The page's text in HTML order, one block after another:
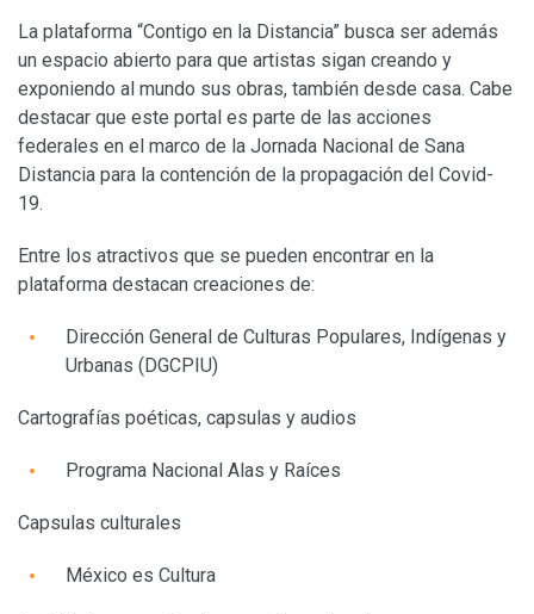
La plataforma “Contigo en la Distancia” busca ser además
un espacio abierto para que artistas sigan creando y
exponiendo al mundo sus obras, también desde casa. Cabe
destacar que este portal es parte de las acciones
federales en el marco de la Jornada Nacional de Sana
Distancia para la contención de la propagación del Covid-
19.
Entre los atractivos que se pueden encontrar en la
plataforma destacan creaciones de:
Dirección General de Culturas Populares, Indígenas y
Urbanas (DGCPIU)
Cartografías poéticas, capsulas y audios
Programa Nacional Alas y Raíces
Capsulas culturales
México es Cultura